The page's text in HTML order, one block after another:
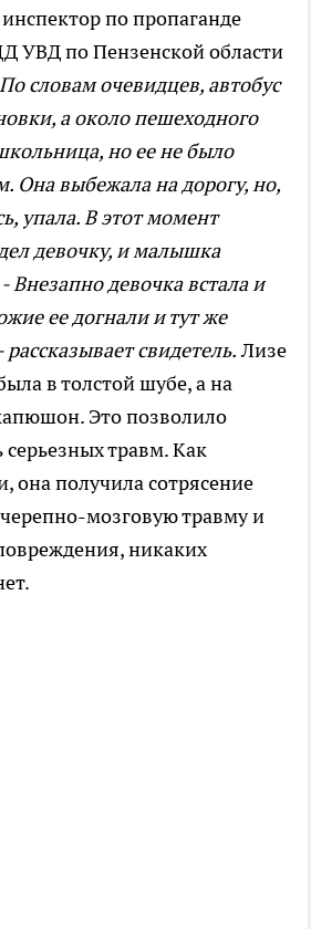
по пропаганде
УВД по Пензенской области
По словам очевидцев, автобус
а около пешеходного
но ее не было
Она выбежала на дорогу, но,
упала. В этот момент
девочку, и малышка
Внезапно девочка встала и
ее догнали и тут же
свидетель.Лизе
в толстой шубе, а на
Это позволило
травм. Как
она получила сотрясение
мозговую травму и
никаких